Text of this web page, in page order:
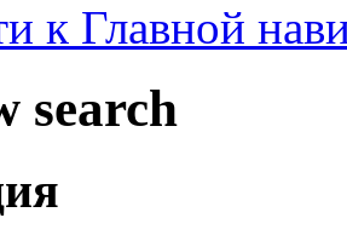
к Главной
search